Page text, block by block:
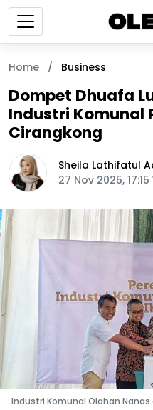
Home / Business
Dompet Dhuafa
Industri Komunal
Cirangkong
Sheila Lathifatul
27 Nov 2025, 17:15
Industri Komunal Olahan Nanas